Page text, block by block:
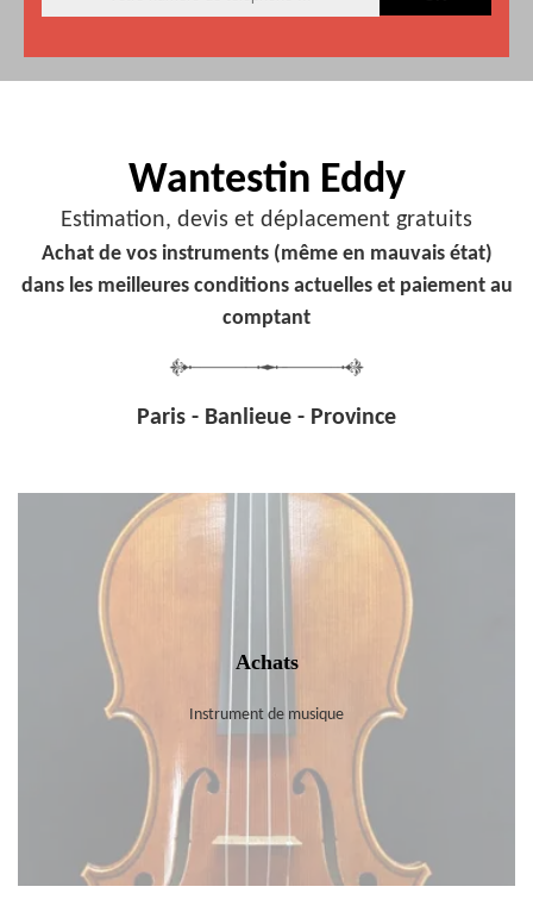
Wantestin Eddy
Estimation, devis et déplacement gratuits
Achat de vos instruments (même en mauvais état)
dans les meilleures conditions actuelles et paiement au
comptant
Paris - Banlieue - Province
Achats
Instrument de musique